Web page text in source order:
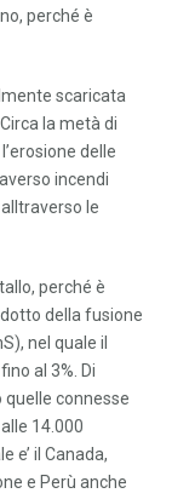
perché è
scaricata
la metà di
delle
incendi
le
perché è
della fusione
nel quale il
al 3%. Di
connesse
14.000
e’ il Canada,
e Perù anche